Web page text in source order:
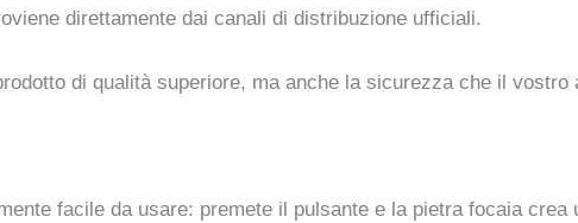
direttamente dai canali di distribuzione ufficiali.
di qualità superiore, ma anche la sicurezza che il vostro
facile da usare: premete il pulsante e la pietra focaia